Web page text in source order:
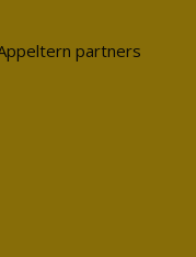
partners